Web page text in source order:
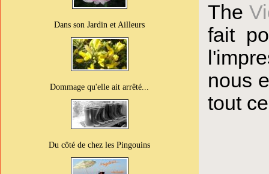
Dans son Jardin et Ailleurs
Dommage qu'elle ait arrêté...
Du côté de chez les Pingouins
The
fait
nous
tout